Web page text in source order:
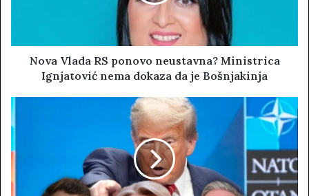
Nova Vlada RS ponovo neustavna? Ministrica
Ignjatović nema dokaza da je Bošnjakinja